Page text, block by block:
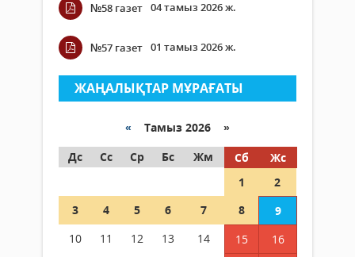
№58 газет 04 тамыз 2026 ж.
№57 газет 01 тамыз 2026 ж.
ЖАҢАЛЫҚТАР МҰРАҒАТЫ
« Тамыз 2026 »
Дс
Сс Ср Бс Жм Сб
Жс
1
2
3
4 5 6 7 8
9
10
11 12 13 14 15
16